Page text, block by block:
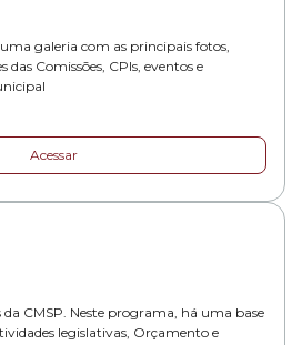
galeria com as principais fotos,
das Comissões, CPIs, eventos e
Acessar
da CMSP. Neste programa, há uma base
legislativas, Orçamento e